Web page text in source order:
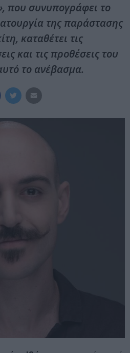
που συνυπογράφει το
της παράστασης
καταθέτει τις
και τις προθέσεις του
το ανέβασμα.